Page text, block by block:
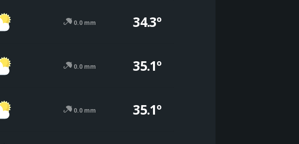
0.0 mm 34.3º
0.0 mm 35.1º
0.0 mm 35.1º